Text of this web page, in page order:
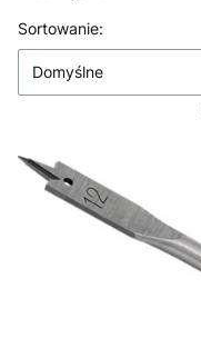
Lista produktów
Sortowanie:
Domyślne